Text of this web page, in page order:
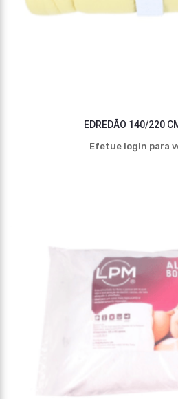
EDREDÃO 140/220
Efetue login para